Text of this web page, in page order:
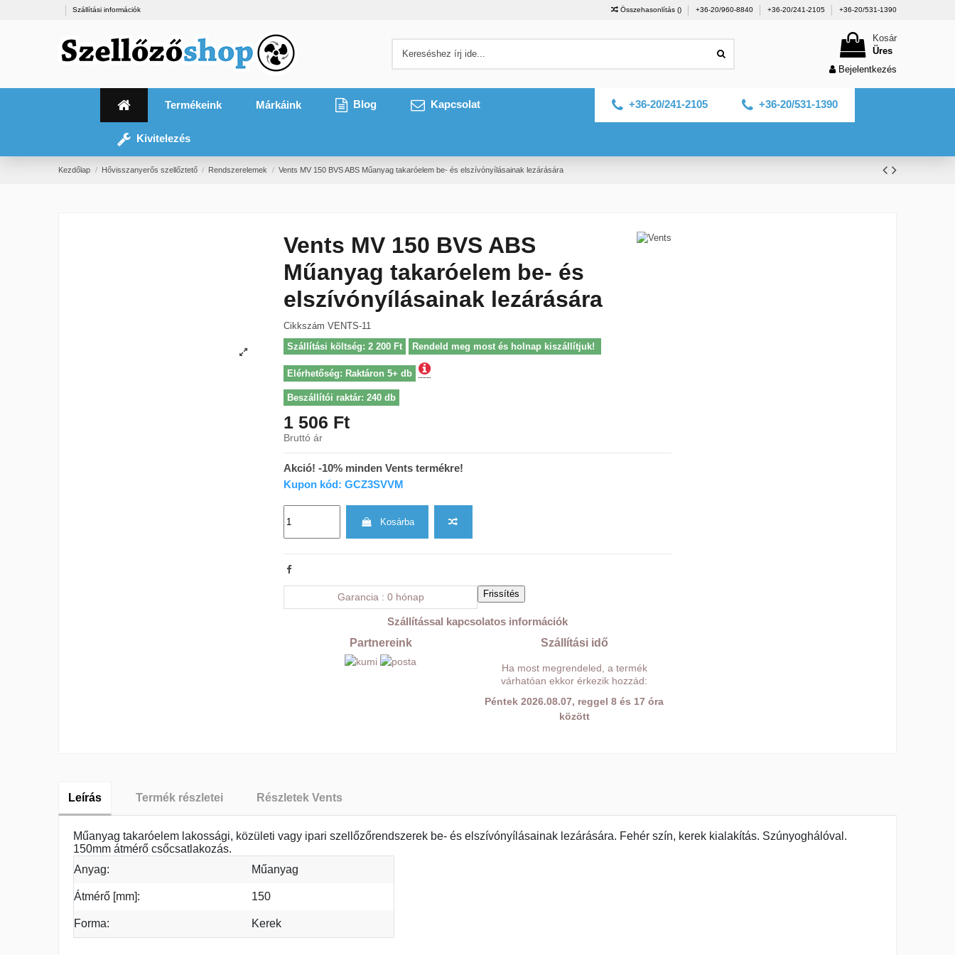
Szállítási információk Összehasonlítás () +36-20/960-8840 +36-20/241-2105 +36-20/531-1390
Kosár
Üres
Bejelentkezés
Termékeink Márkáink Blog Kapcsolat +36-20/531-1390
+36-20/241-2105
Kivitelezés
Kezdőlap Hővisszanyerős szellőztető Rendszerelemek Vents MV 150 BVS ABS Műanyag takaróelem be- és elszívónyílásainak lezárására
Vents MV 150 BVS ABS
Műanyag takaróelem be- és
elszívónyílásainak lezárására
Cikkszám VENTS-11
Szállítási költség: 2 200 Ft
Rendeld meg most és holnap kiszállítjuk!
Elérhetőség: Raktáron 5+ db
Beszállítói raktár: 240 db
1 506 Ft
Bruttó ár
Akció! -10% minden Vents termékre!
Kupon kód: GCZ3SVVM
Kosárba
Garancia 0 hónap
Szállítással kapcsolatos információk
Partnereink Szállítási idő
Ha most megrendeled, a termék
várhatóan ekkor érkezik hozzád:
Péntek 2026.08.07, reggel 8 és 17 óra
között
Leírás Termék részletei Részletek Vents
Műanyag takaróelem lakossági, közületi vagy ipari szellőzőrendszerek be- és elszívónyílásainak lezárására. Fehér szín, kerek kialakítás. Szúnyoghálóval.
150mm átmérő csőcsatlakozás.
Anyag:
Műanyag
Átmérő [mm]: 150
Forma: Kerek